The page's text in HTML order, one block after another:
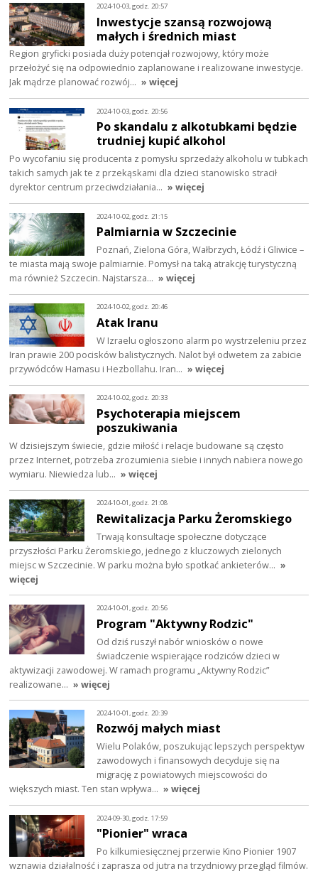
2024-10-03, godz. 20:57
Inwestycje szansą rozwojową
małych i średnich miast
Region gryficki posiada duży potencjał rozwojowy, który może
przełożyć się na odpowiednio zaplanowane i realizowane inwestycje.
Jak mądrze planować rozwój… » więcej
2024-10-03, godz. 20:56
Po skandalu z alkotubkami będzie
trudniej kupić alkohol
Po wycofaniu się producenta z pomysłu sprzedaży alkoholu w tubkach
takich samych jak te z przekąskami dla dzieci stanowisko stracił
dyrektor centrum przeciwdziałania… » więcej
2024-10-02, godz. 21:15
Palmiarnia w Szczecinie
Poznań, Zielona Góra, Wałbrzych, Łódź i Gliwice –
te miasta mają swoje palmiarnie. Pomysł na taką atrakcję turystyczną
ma również Szczecin. Najstarsza… » więcej
2024-10-02, godz. 20:46
Atak Iranu
W Izraelu ogłoszono alarm po wystrzeleniu przez
Iran prawie 200 pocisków balistycznych. Nalot był odwetem za zabicie
przywódców Hamasu i Hezbollahu. Iran… » więcej
2024-10-02, godz. 20:33
Psychoterapia miejscem
poszukiwania
W dzisiejszym świecie, gdzie miłość i relacje budowane są często
przez Internet, potrzeba zrozumienia siebie i innych nabiera nowego
wymiaru. Niewiedza lub… » więcej
2024-10-01, godz. 21:08
Rewitalizacja Parku Żeromskiego
Trwają konsultacje społeczne dotyczące
przyszłości Parku Żeromskiego, jednego z kluczowych zielonych
miejsc w Szczecinie. W parku można było spotkać ankieterów… »
więcej
2024-10-01, godz. 20:56
Program "Aktywny Rodzic"
Od dziś ruszył nabór wniosków o nowe
świadczenie wspierające rodziców dzieci w
aktywizacji zawodowej. W ramach programu „Aktywny Rodzic”
realizowane… » więcej
2024-10-01, godz. 20:39
Rozwój małych miast
Wielu Polaków, poszukując lepszych perspektyw
zawodowych i finansowych decyduje się na
migrację z powiatowych miejscowości do
większych miast. Ten stan wpływa… » więcej
2024-09-30, godz. 17:59
"Pionier" wraca
Po kilkumiesięcznej przerwie Kino Pionier 1907
wznawia działalność i zaprasza od jutra na trzydniowy przegląd filmów.